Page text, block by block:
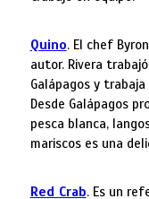
Quino. El chef
autor. Rivera
Galápagos y
Desde Galápagos
pesca blanca,
mariscos es una
Red Crab. Es un